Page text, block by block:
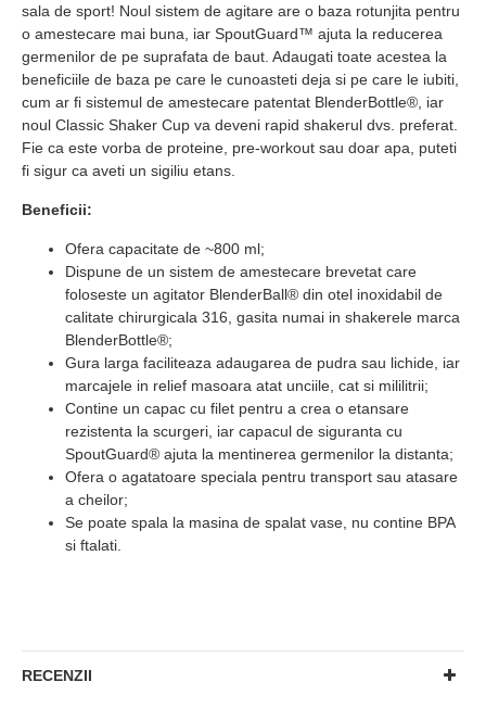
sala de sport! Noul sistem de agitare are o baza rotunjita pentru
o amestecare mai buna, iar SpoutGuard™ ajuta la reducerea
germenilor de pe suprafata de baut. Adaugati toate acestea la
beneficiile de baza pe care le cunoasteti deja si pe care le iubiti,
cum ar fi sistemul de amestecare patentat BlenderBottle®, iar
noul Classic Shaker Cup va deveni rapid shakerul dvs. preferat.
Fie ca este vorba de proteine, pre-workout sau doar apa, puteti
fi sigur ca aveti un sigiliu etans.
Beneficii:
Ofera capacitate de ~800 ml;
Dispune de un sistem de amestecare brevetat care
foloseste un agitator BlenderBall® din otel inoxidabil de
calitate chirurgicala 316, gasita numai in shakerele marca
BlenderBottle®;
Gura larga faciliteaza adaugarea de pudra sau lichide, iar
marcajele in relief masoara atat unciile, cat si mililitrii;
Contine un capac cu filet pentru a crea o etansare
rezistenta la scurgeri, iar capacul de siguranta cu
SpoutGuard® ajuta la mentinerea germenilor la distanta;
Ofera o agatatoare speciala pentru transport sau atasare
a cheilor;
Se poate spala la masina de spalat vase, nu contine BPA
si ftalati.
RECENZII